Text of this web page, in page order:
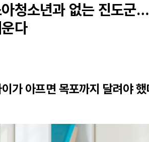
청소년과 없는 진도군
다
가 아프면 목포까지 달려야 했